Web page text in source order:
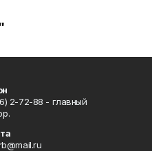
2-72-88 - главный